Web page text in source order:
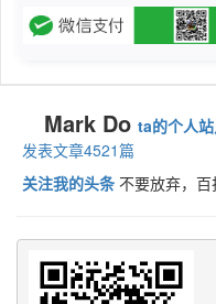
Mark Do ta的个人
发表文章4521篇
关注我的头条 不要放弃，百